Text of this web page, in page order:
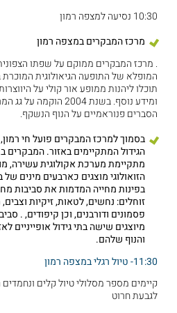
10:30 נסיעה למצפה רמון
מרכז המבקרים במצפה רמון
. מרכז המבקרים ממוקם על שפתו
המופלא של התופעה הגיאולוגית
תוכלו ליהנות ממופע אור קולי על
ומידע נוסף. בשנת 2004
הסברים פנוראמיים על הנוף הנשקף.
בסמוך למרכז המבקרים פועל חי רמון,
הגידול המתקיימים באזור. המבקרים
מתקיימת מערכת אקולוגית עשירה,
הזואולוגי מוצגים כארבעים מינים
בפינות מחייה המדמות את סביבות
זוחלים: נחשים, לטאות, זיקיות
פסמונים ודורבנים, וכן קיפודים, .
מיוצגים שישה בתי גידול אופייניים
והנוף שלהם.
11:30- טיול רגלי במצפה רמון
קיימים מספר מסלולי טיול קלים
לגבעת חרוט